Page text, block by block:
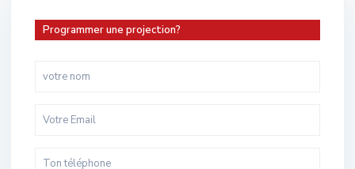
Programmer une projection?